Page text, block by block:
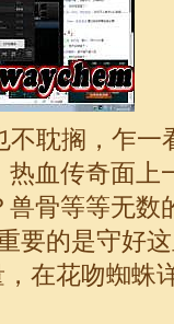
耽搁，乍一
血传奇面上
骨等等无数
要的是守好
在花吻蜘蛛